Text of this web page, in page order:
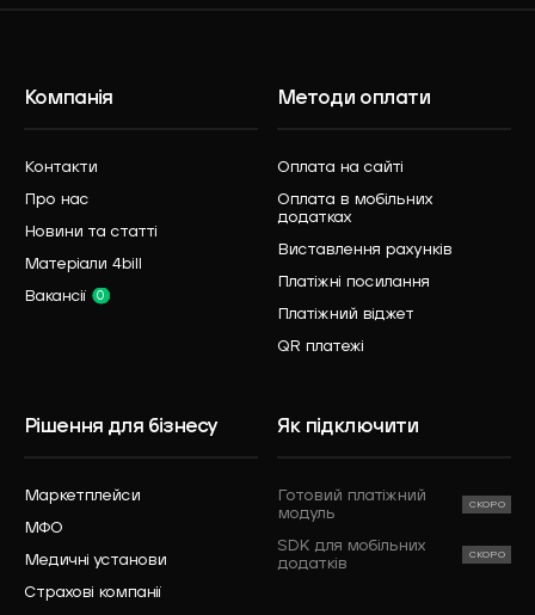
Компанія
Контакти
Про нас
Новини та статті
Матеріали 4bill
Вакансії 0
Методи оплати
Оплата на сайті
Оплата в мобільних
додатках
Виставлення рахунків
Платіжні посилання
Платіжний віджет
QR платежі
Рішення для бізнесу
Маркетплейси
МФО
Медичні установи
Страхові компанії
Як підключити
Готовий платіжний
модуль
SDK для мобільних
додатків